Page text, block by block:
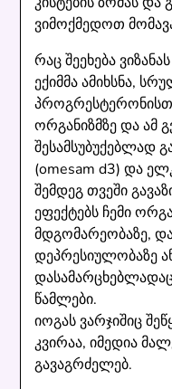
ვიმოქმედოთ
რაც შეეხება
ექიმმა ამიხსნა,
ორგანიზმზე და ამ
შესამსუბუქებლად
(omesam d3) და
შემდეგ თვეში
ეფექტებს ჩემი
მდგომარეობაზე,
დეპრესიულობაზე
დასამარცხებლადაც
წამლები.
იოგას ვარჯიშიც
კვირაა, იმედია
გავაგრძელებ.